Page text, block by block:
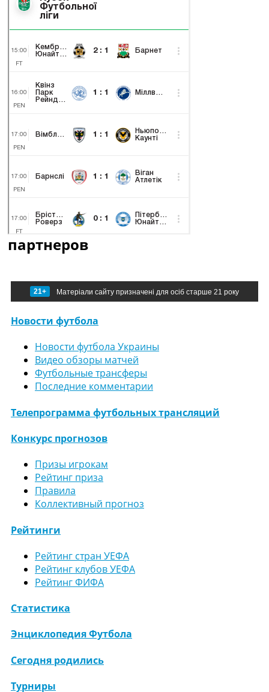
партнеров
21+ Матеріали сайту призначені для осіб старше 21 року
Новости футбола
Новости футбола Украины
Видео обзоры матчей
Футбольные трансферы
Последние комментарии
Телепрограмма футбольных трансляций
Конкурс прогнозов
Призы игрокам
Рейтинг приза
Правила
Коллективный прогноз
Рейтинги
Рейтинг стран УЕФА
Рейтинг клубов УЕФА
Рейтинг ФИФА
Статистика
Энциклопедия Футбола
Сегодня родились
Турниры